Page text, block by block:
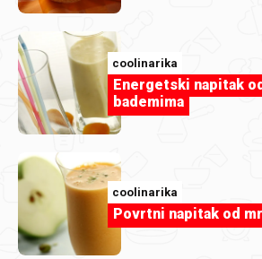
coolinarika
Energetski napitak
bademima
coolinarika
Povrtni napitak od